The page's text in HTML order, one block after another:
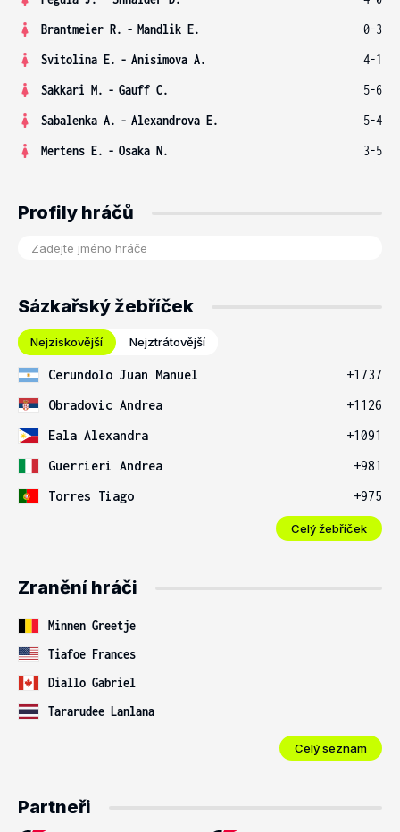
Brantmeier R. - Mandlik E.
0-3
Svitolina E. - Anisimova A.
4-1
Sakkari M. - Gauff C.
5-6
Sabalenka A. - Alexandrova E.
5-4
Mertens E. - Osaka N. 3-5
Profily hráčů
Sázkařský žebříček
Nejziskovější Nejztrátovější
Cerundolo Juan Manuel
+1737
Obradovic Andrea
+1126
Eala Alexandra
+1091
Guerrieri Andrea
+981
Torres Tiago
+975
Celý žebříček
Zranění hráči
Minnen Greetje
Tiafoe Frances
Diallo Gabriel
Tararudee Lanlana
Celý seznam
Partneři